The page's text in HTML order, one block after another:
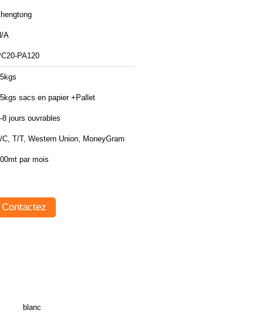
A
PA120
sacs en papier +Pallet
8 jours ouvrables
C, T/T, Western Union, MoneyGram
par mois
Contactez
blanc